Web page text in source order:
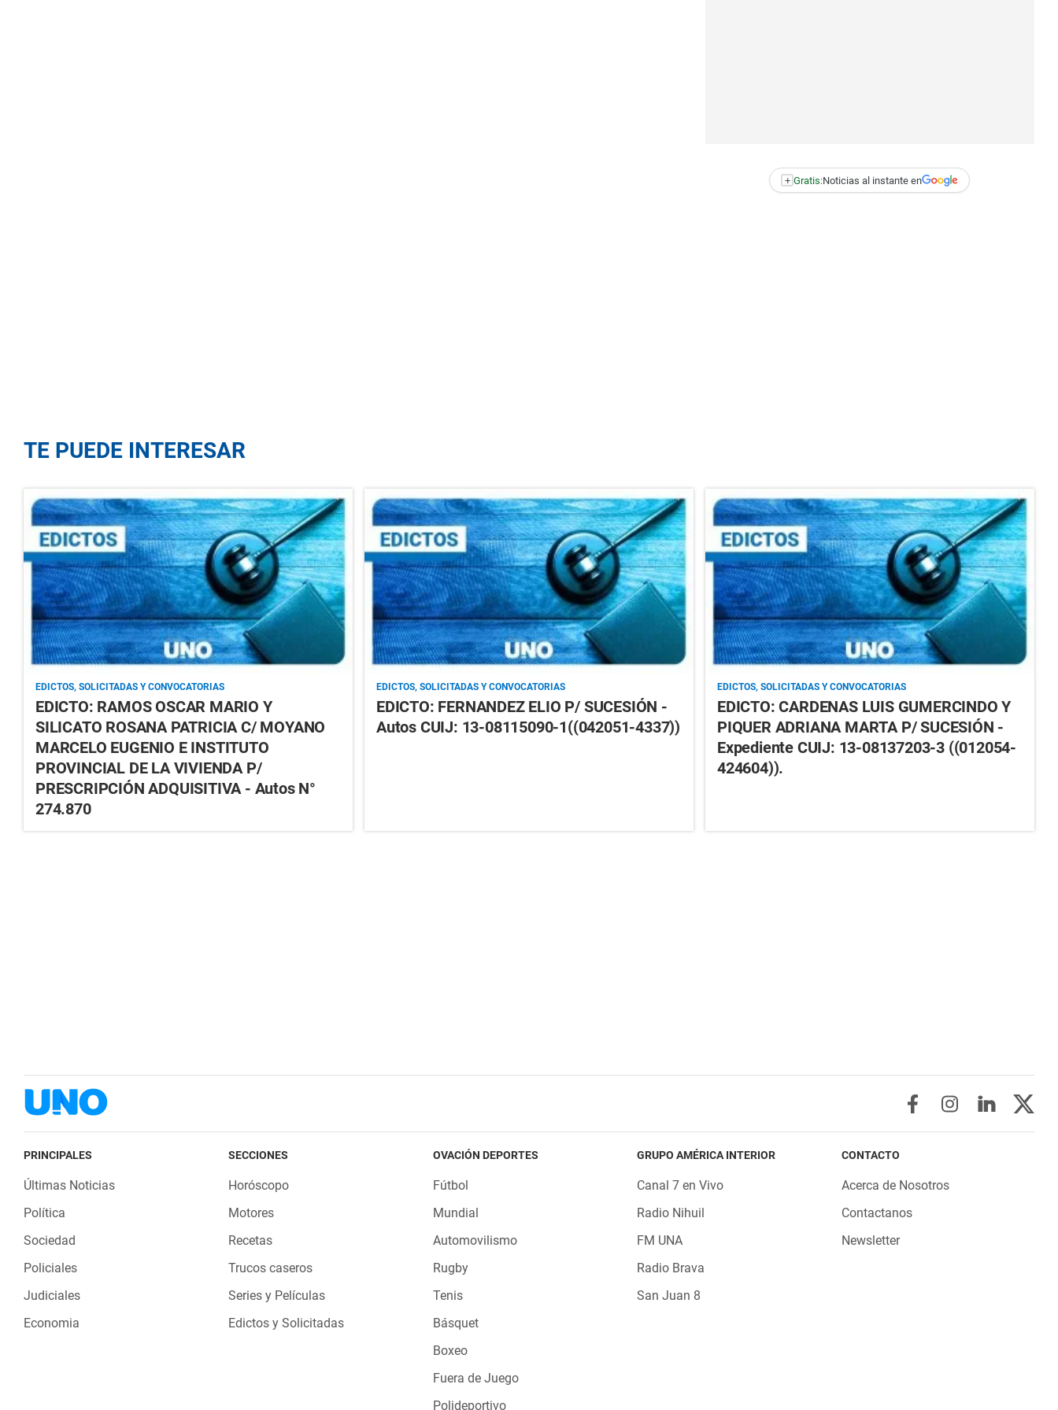
+ Gratis:Noticias al instante en
TE PUEDE INTERESAR
EDICTOS, SOLICITADAS Y CONVOCATORIAS
EDICTO: RAMOS OSCAR MARIO Y
SILICATO ROSANA PATRICIA C/ MOYANO
MARCELO EUGENIO E INSTITUTO
PROVINCIAL DE LA VIVIENDA P/
PRESCRIPCIÓN ADQUISITIVA - Autos N°
274.870
EDICTOS, SOLICITADAS Y CONVOCATORIAS
EDICTO: FERNANDEZ ELIO P/ SUCESIÓN -
Autos CUIJ: 13-08115090-1((042051-4337))
EDICTOS, SOLICITADAS Y CONVOCATORIAS
EDICTO: CARDENAS LUIS GUMERCINDO Y
PIQUER ADRIANA MARTA P/ SUCESIÓN -
Expediente CUIJ: 13-08137203-3 ((012054-
424604)).
PRINCIPALES
Últimas Noticias
Política
Sociedad
Policiales
Judiciales
Economia
SECCIONES
Horóscopo
Motores
Recetas
Trucos caseros
Series y Películas
Edictos y Solicitadas
OVACIÓN DEPORTES
Fútbol
Mundial
Automovilismo
Rugby
Tenis
Básquet
Boxeo
Fuera de Juego
Polideportivo
GRUPO AMÉRICA INTERIOR
Canal 7 en Vivo
Radio Nihuil
FM UNA
Radio Brava
San Juan 8
CONTACTO
Acerca de Nosotros
Contactanos
Newsletter